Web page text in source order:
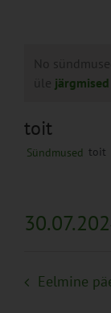
No
üle
toit
Sündmused toit
Eelmine